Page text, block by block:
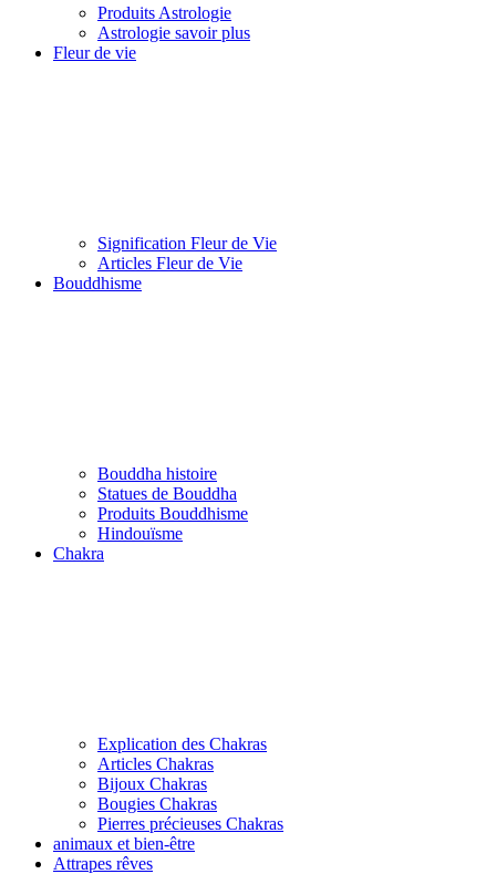
Produits Astrologie
Astrologie savoir plus
Fleur de vie
Signification Fleur de Vie
Articles Fleur de Vie
Bouddhisme
Bouddha histoire
Statues de Bouddha
Produits Bouddhisme
Hindouïsme
Chakra
Explication des Chakras
Articles Chakras
Bijoux Chakras
Bougies Chakras
Pierres précieuses Chakras
animaux et bien-être
Attrapes rêves